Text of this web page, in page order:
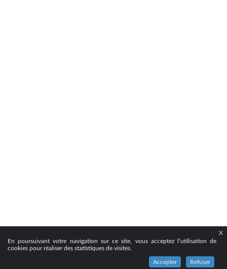
X
En poursuivant votre navigation sur ce site, vous acceptez l’utilisation de
cookies pour réaliser des statistiques de visites.
Accepter Refuser